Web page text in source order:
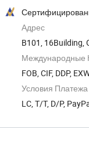
Адрес
B101, 16Building,
Международные
FOB, CIF, DDP,
Условия Платежа
LC, T/T, D/P,